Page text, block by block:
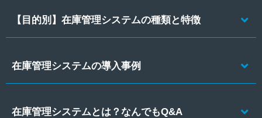
【目的別】在庫管理システムの種類と特徴
在庫管理システムの導入事例
在庫管理システムとは？なんでもQ&A